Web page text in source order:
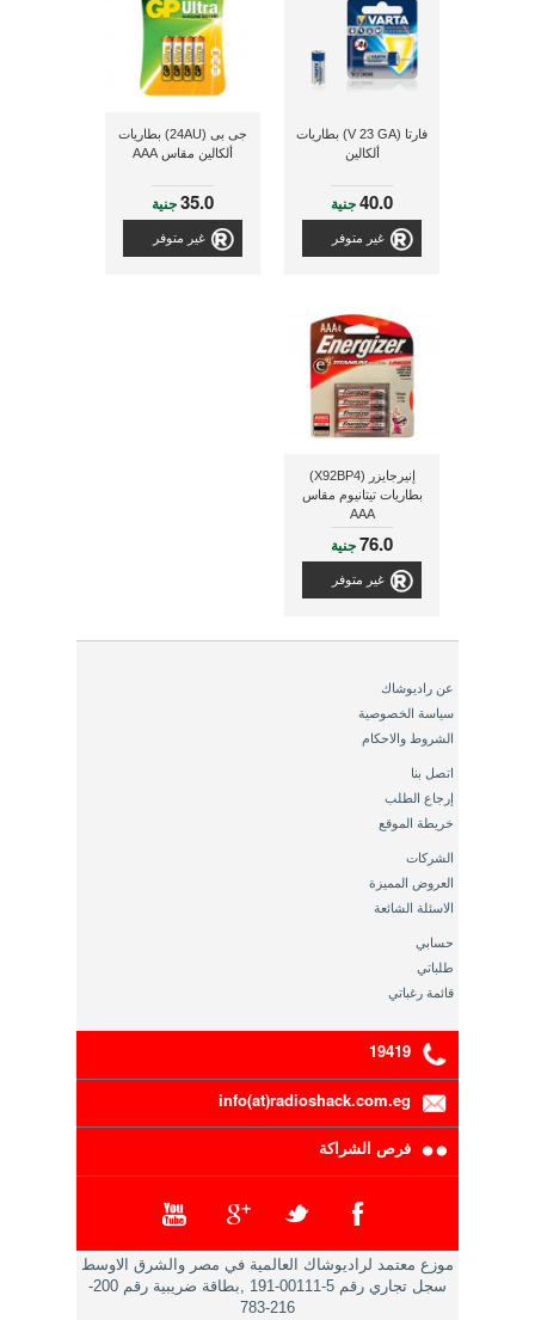
فارتا (V 23 GA) بطاريات
ألكالين
40.0جنية
غير متوفر
جى بى (24AU) بطاريات
ألكالين مقاس AAA
35.0جنية
غير متوفر
إنيرجايزر (X92BP4)
بطاريات تيتانيوم مقاس
AAA
76.0جنية
غير متوفر
عن راديوشاك
سياسة الخصوصية
الشروط والاحكام
اتصل بنا
إرجاع الطلب
خريطة الموقع
الشركات
العروض المميزة
الاسئلة الشائعة
حسابي
طلباتي
قائمة رغباتي
19419
info(at)radioshack.com.eg
فرص الشراكة
موزع معتمد لراديوشاك العالمية في مصر والشرق الاوسط
سجل تجاري رقم 5-00111-191 ,بطاقة ضريبية رقم 200-
216-783